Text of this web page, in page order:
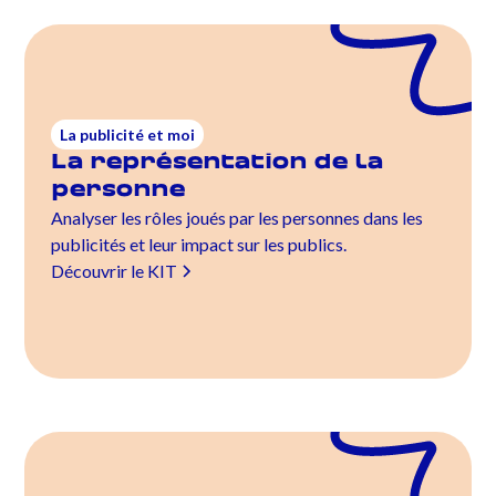
La publicité et moi
La représentation de la
personne
Analyser les rôles joués par les personnes dans les
publicités et leur impact sur les publics.
Découvrir le KIT